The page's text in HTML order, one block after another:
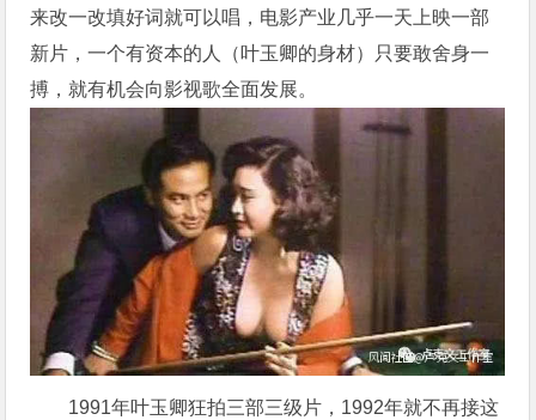
来改一改填好词就可以唱，电影产业几乎一天上映一部
新片，一个有资本的人（叶玉卿的身材）只要敢舍身一
搏，就有机会向影视歌全面发展。
1991年叶玉卿狂拍三部三级片，1992年就不再接这